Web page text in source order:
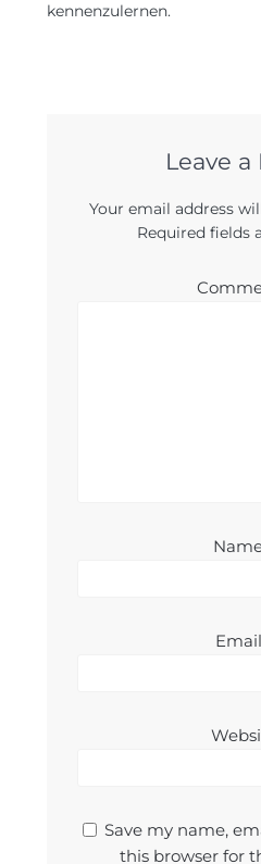
kennenzulernen.
Leave a
Your email address
Required fields
Email
Save my name,
this browser for